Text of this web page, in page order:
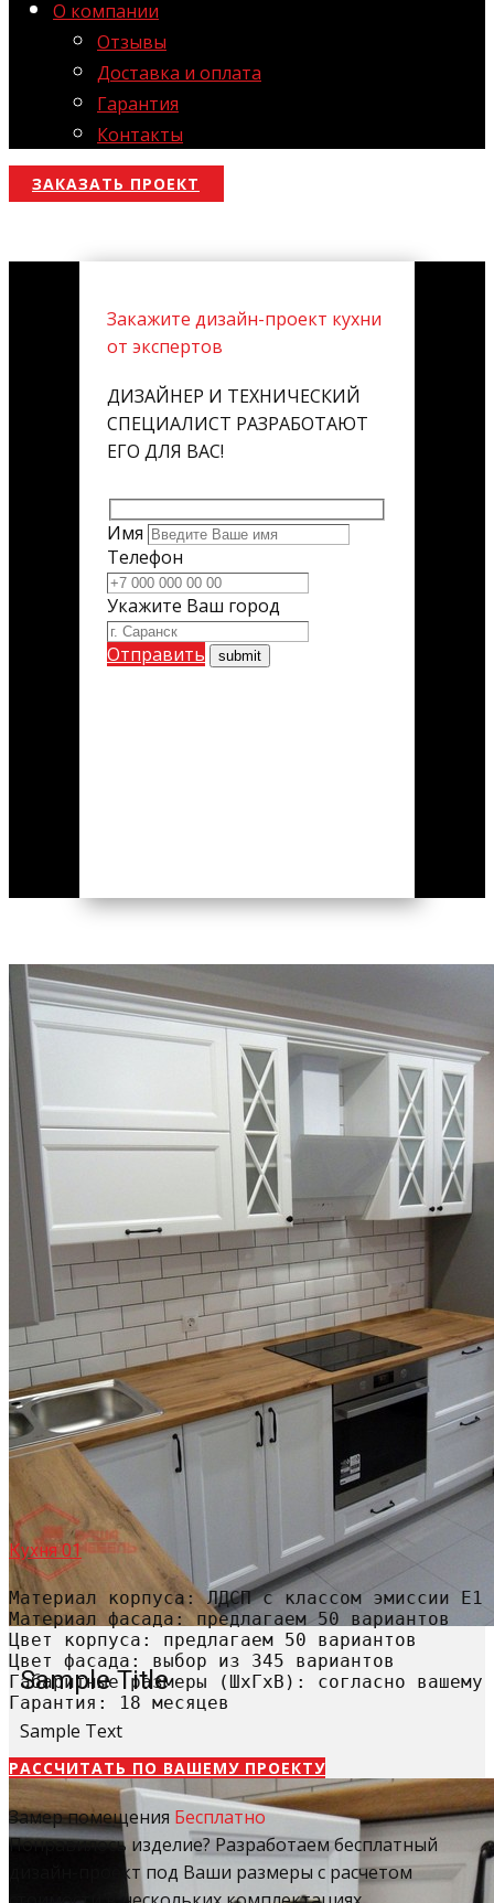
О компании
Отзывы
Доставка и оплата
Гарантия
Контакты
ЗАКАЗАТЬ ПРОЕКТ
Закажите дизайн-проект кухни
от экспертов
ДИЗАЙНЕР И ТЕХНИЧЕСКИЙ
СПЕЦИАЛИСТ РАЗРАБОТАЮТ
ЕГО ДЛЯ ВАС!
Имя
Телефон
Укажите Ваш город
Отправить
Sample Title
Sample Text
Кухня 01
Материал корпуса: ЛДСП с классом эмиссии Е1
Материал фасада: предлагаем 50 вариантов
Цвет корпуса: предлагаем 50 вариантов
Цвет фасада: выбор из 345 вариантов
Габаритные размеры (ШхГхВ): согласно вашему
Гарантия: 18 месяцев
РАССЧИТАТЬ​ ПО ВАШЕМУ ПРОЕКТУ
Замер помещения Бесплатно
Понравилось изделие? Разработаем бесплатный
дизайн-проект под Ваши размеры с расчетом